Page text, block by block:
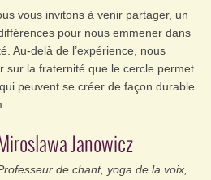
vous invitons à venir partager, un
pour nous emmener dans
Au-delà de l’expérience, nous
sur la fraternité que le cercle permet
peuvent se créer de façon durable
Miroslawa Janowicz
de chant, yoga de la voix,